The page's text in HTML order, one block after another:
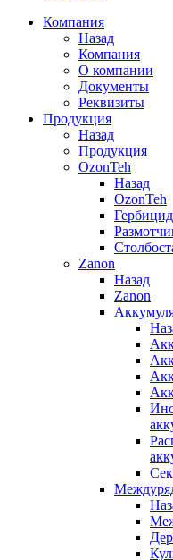
Компания
Назад
Компания
О компании
Документы
Реквизиты
Продукция
Назад
Продукция
OzonTeh
Назад
OzonTeh
Zanon
Назад
Zanon